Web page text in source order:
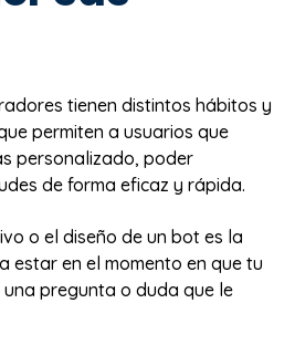
tienen distintos hábitos y
permiten a usuarios que
personalizado, poder
de forma eficaz y rápida.
o el diseño de un bot es la
estar en el momento en que tu
pregunta o duda que le